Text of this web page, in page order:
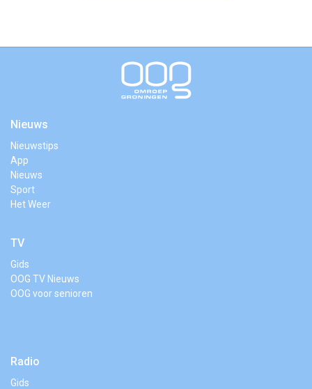
Nieuws
Nieuwstips
App
Nieuws
Sport
Het Weer
TV
Gids
OOG TV Nieuws
OOG voor senioren
Radio
Gids